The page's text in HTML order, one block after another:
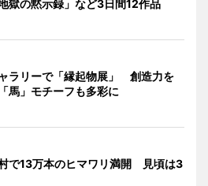
獄の黙示録」など3日間12作品
ラリーで「縁起物展」 創造力を
馬」モチーフも多彩に
で13万本のヒマワリ満開 見頃は3